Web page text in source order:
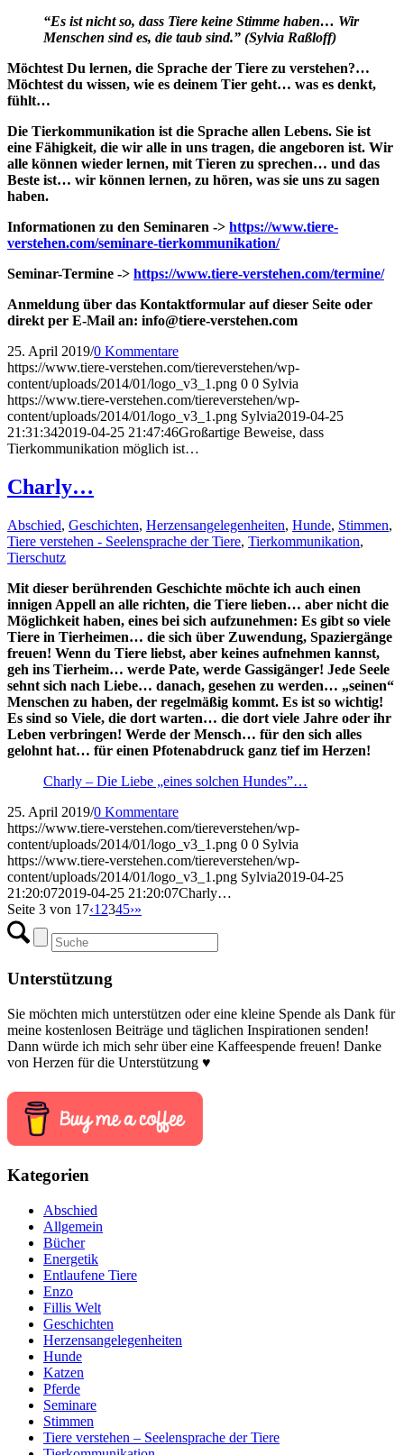
“Es ist nicht so, dass Tiere keine Stimme haben… Wir
Menschen sind es, die taub sind.” (Sylvia Raßloff)
Möchtest Du lernen, die Sprache der Tiere zu verstehen?…
Möchtest du wissen, wie es deinem Tier geht… was es denkt,
fühlt…
Die Tierkommunikation ist die Sprache allen Lebens. Sie ist
eine Fähigkeit, die wir alle in uns tragen, die angeboren ist. Wir
alle können wieder lernen, mit Tieren zu sprechen… und das
Beste ist… wir können lernen, zu hören, was sie uns zu sagen
haben.
Informationen zu den Seminaren -> https://www.tiere-
verstehen.com/seminare-tierkommunikation/
Seminar-Termine -> https://www.tiere-verstehen.com/termine/
Anmeldung über das Kontaktformular auf dieser Seite oder
direkt per E-Mail an: info@tiere-verstehen.com
25. April 2019/0 Kommentare
https://www.tiere-verstehen.com/tiereverstehen/wp-
content/uploads/2014/01/logo_v3_1.png 0 0 Sylvia
https://www.tiere-verstehen.com/tiereverstehen/wp-
content/uploads/2014/01/logo_v3_1.png Sylvia2019-04-25
21:31:342019-04-25 21:47:46Großartige Beweise, dass
Tierkommunikation möglich ist…
Charly…
Abschied, Geschichten, Herzensangelegenheiten, Hunde, Stimmen,
Tiere verstehen - Seelensprache der Tiere, Tierkommunikation,
Tierschutz
Mit dieser berührenden Geschichte möchte ich auch einen
innigen Appell an alle richten, die Tiere lieben… aber nicht die
Möglichkeit haben, eines bei sich aufzunehmen: Es gibt so viele
Tiere in Tierheimen… die sich über Zuwendung, Spaziergänge
freuen! Wenn du Tiere liebst, aber keines aufnehmen kannst,
geh ins Tierheim… werde Pate, werde Gassigänger! Jede Seele
sehnt sich nach Liebe… danach, gesehen zu werden… „seinen“
Menschen zu haben, der regelmäßig kommt. Es ist so wichtig!
Es sind so Viele, die dort warten… die dort viele Jahre oder ihr
Leben verbringen! Werde der Mensch… für den sich alles
gelohnt hat… für einen Pfotenabdruck ganz tief im Herzen!
Charly – Die Liebe „eines solchen Hundes”…
25. April 2019/0 Kommentare
https://www.tiere-verstehen.com/tiereverstehen/wp-
content/uploads/2014/01/logo_v3_1.png 0 0 Sylvia
https://www.tiere-verstehen.com/tiereverstehen/wp-
content/uploads/2014/01/logo_v3_1.png Sylvia2019-04-25
21:20:072019-04-25 21:20:07Charly…
Seite 3 von 17‹1 2345›»
Unterstützung
Sie möchten mich unterstützen oder eine kleine Spende als Dank für
meine kostenlosen Beiträge und täglichen Inspirationen senden!
Dann würde ich mich sehr über eine Kaffeespende freuen! Danke
von Herzen für die Unterstützung ♥
Kategorien
Abschied
Allgemein
Bücher
Energetik
Entlaufene Tiere
Enzo
Fillis Welt
Geschichten
Herzensangelegenheiten
Hunde
Katzen
Pferde
Seminare
Stimmen
Tiere verstehen – Seelensprache der Tiere